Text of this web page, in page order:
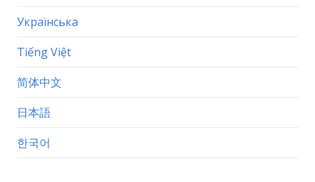
Українська
Tiếng Việt
简体中文
日本語
한국어